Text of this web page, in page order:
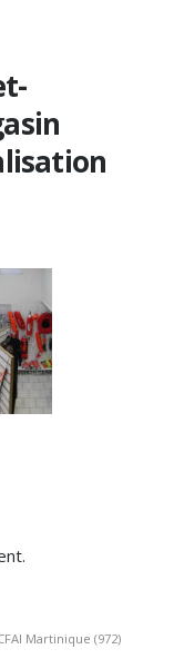
Martinique (972)